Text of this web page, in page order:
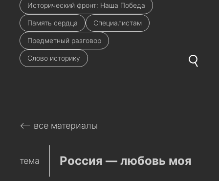
Исторический фронт: Наша Победа
Память сердца Специалистам
Предметный разговор
Слово историку
⟵ все материалы
тема Россия — любовь моя